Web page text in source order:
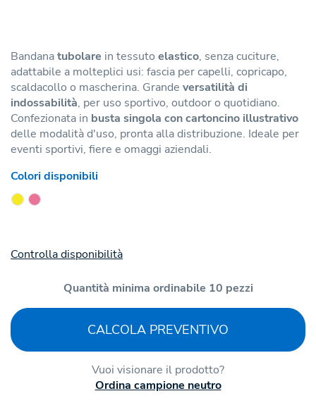
Bandanatubolare in tessuto elastico, senza cuciture,
adattabile a molteplici usi: fascia per capelli, copricapo,
scaldacollo o mascherina. Grande versatilità di
indossabilità, per uso sportivo, outdoor o quotidiano.
Confezionata in busta singola con cartoncino illustrativo
delle modalità d'uso, pronta alla distribuzione. Ideale per
eventi sportivi, fiere e omaggi aziendali.
Colori disponibili
Controlla disponibilità
Quantità minima ordinabile 10 pezzi
CALCOLA PREVENTIVO
Vuoi visionare il prodotto?
Ordina campione neutro